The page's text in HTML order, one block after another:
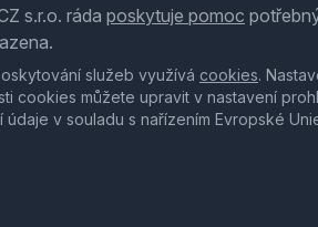
s.r.o. ráda poskytuje pomoc
služeb využívá cookies.
cookies můžete upravit v nastavení
údaje v souladu s nařízením Evropské